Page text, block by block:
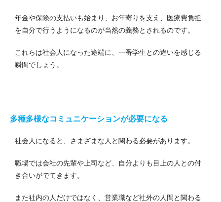
年金や保険の支払いも始まり、お年寄りを支え、医療費負担
を自分で行うようになるのが当然の義務とされるのです。
これらは社会人になった途端に、一番学生との違いを感じる
瞬間でしょう。
多種多様なコミュニケーションが必要になる
社会人になると、さまざまな人と関わる必要があります。
職場では会社の先輩や上司など、自分よりも目上の人との付
き合いがでてきます。
また社内の人だけではなく、営業職など社外の人間と関わる